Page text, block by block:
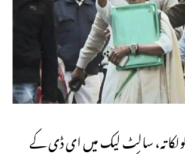
سالٹ لیک میں ای ڈی کے